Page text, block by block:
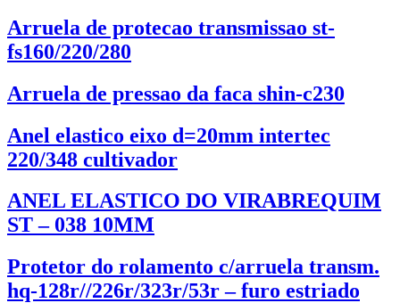
Arruela de protecao transmissao st-
fs160/220/280
Arruela de pressao da faca shin-c230
Anel elastico eixo d=20mm intertec
220/348 cultivador
ANEL ELASTICO DO VIRABREQUIM
ST – 038 10MM
Protetor do rolamento c/arruela transm.
hq-128r//226r/323r/53r – furo estriado